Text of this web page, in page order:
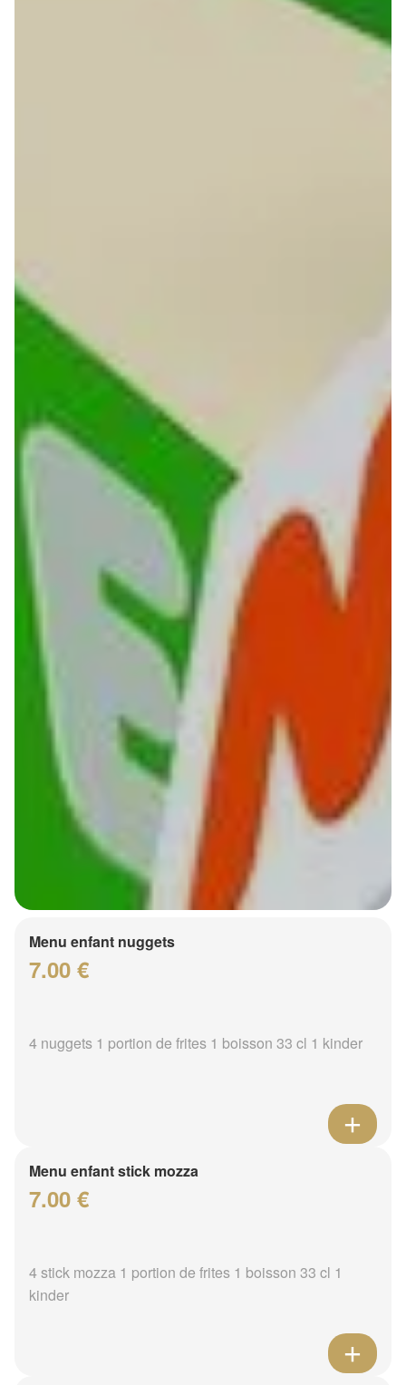
Menu enfant nuggets
7.00 €
4 nuggets 1 portion de frites 1 boisson 33 cl 1 kinder
Menu enfant stick mozza
7.00 €
4 stick mozza 1 portion de frites 1 boisson 33 cl 1
kinder